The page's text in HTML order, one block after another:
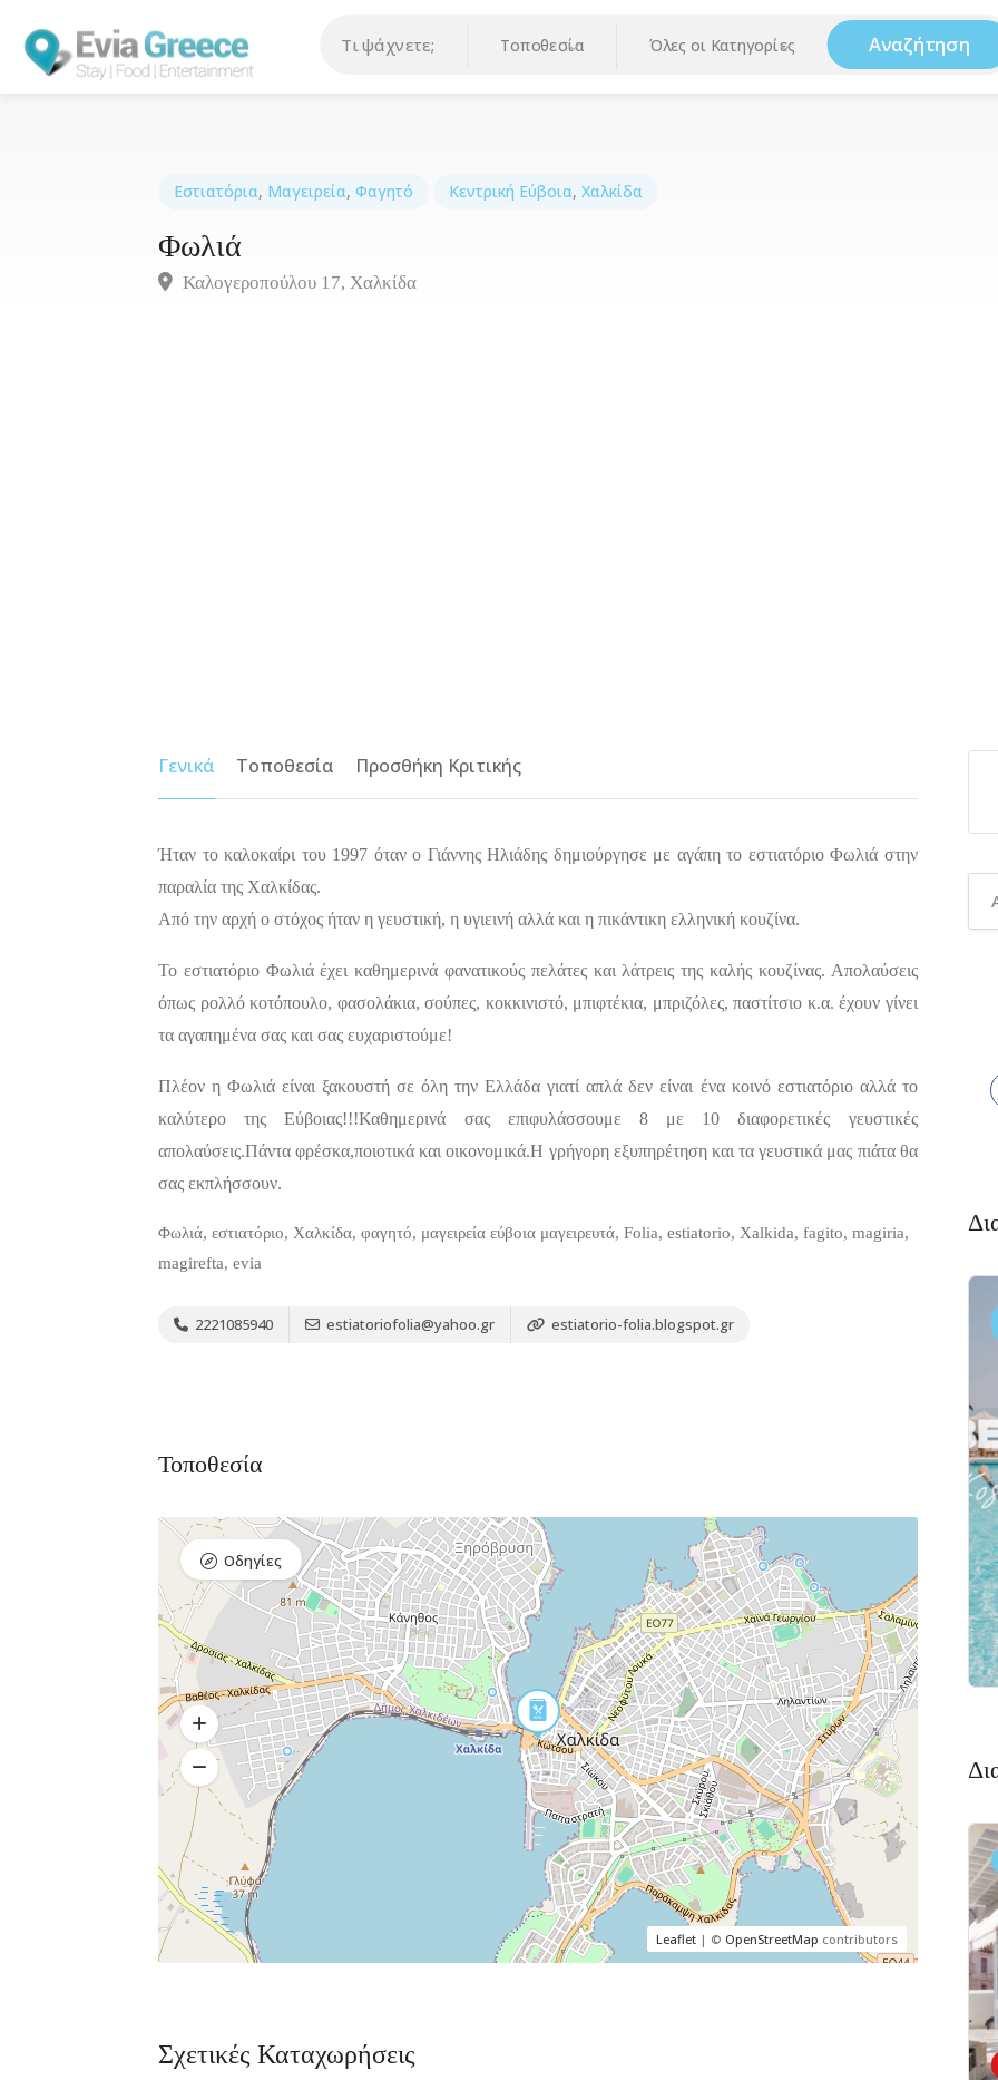
Τοποθεσία Όλες οι Κατηγορίες Αναζήτηση
Εστιατόρια, Μαγειρεία, Φαγητό Κεντρική Εύβοια, Χαλκίδα
Φωλιά
Καλογεροπούλου 17, Xαλκίδα
Γενικά Τοποθεσία Προσθήκη Κριτικής
Ήταν το καλοκαίρι του 1997 όταν ο Γιάννης Ηλιάδης δημιούργησε με αγάπη το εστιατόριο Φωλιά στην
παραλία της Χαλκίδας.
Από την αρχή ο στόχος ήταν η γευστική, η υγιεινή αλλά και η πικάντικη ελληνική κουζίνα.
Το εστιατόριο Φωλιά έχει καθημερινά φανατικούς πελάτες και λάτρεις της καλής κουζίνας. Απολαύσεις
όπως ρολλό κοτόπουλο, φασολάκια, σούπες, κοκκινιστό, μπιφτέκια, μπριζόλες, παστίτσιο κ.α. έχουν γίνει
τα αγαπημένα σας και σας ευχαριστούμε!
Πλέον η Φωλιά είναι ξακουστή σε όλη την Ελλάδα γιατί απλά δεν είναι ένα κοινό εστιατόριο αλλά το
καλύτερο της Εύβοιας!!!Καθημερινά σας επιφυλάσσουμε 8 με 10 διαφορετικές γευστικές
απολαύσεις.Πάντα φρέσκα,ποιοτικά και οικονομικά.Η γρήγορη εξυπηρέτηση και τα γευστικά μας πιάτα θα
σας εκπλήσσουν.
Φωλιά, εστιατόριο, Χαλκίδα, φαγητό, μαγειρεία εύβοια μαγειρευτά, Folia, estiatorio, Xalkida, fagito, magiria,
magirefta, evia
2221085940 estiatoriofolia@yahoo.gr estiatorio-folia.blogspot.gr
Τοποθεσία
Leaflet| © OpenStreetMap contributors
Οδηγίες
Σχετικές Καταχωρήσεις
Bar, Club,
Διασκέδαση,
Premium Πακέτο
Ξενοδοχεία